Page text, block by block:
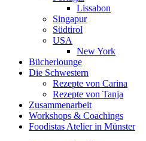
Lissabon
Singapur
Südtirol
USA
New York
Bücherlounge
Die Schwestern
Rezepte von Carina
Rezepte von Tanja
Zusammenarbeit
Workshops & Coachings
Foodistas Atelier in Münster